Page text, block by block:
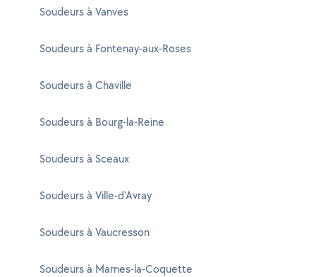
Soudeurs à Vanves
Soudeurs à Fontenay-aux-Roses
Soudeurs à Chaville
Soudeurs à Bourg-la-Reine
Soudeurs à Sceaux
Soudeurs à Ville-d'Avray
Soudeurs à Vaucresson
Soudeurs à Marnes-la-Coquette